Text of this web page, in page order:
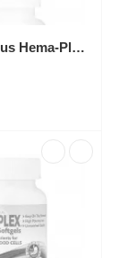
Natures Plus Hema-Plex 30 slow-release tabs